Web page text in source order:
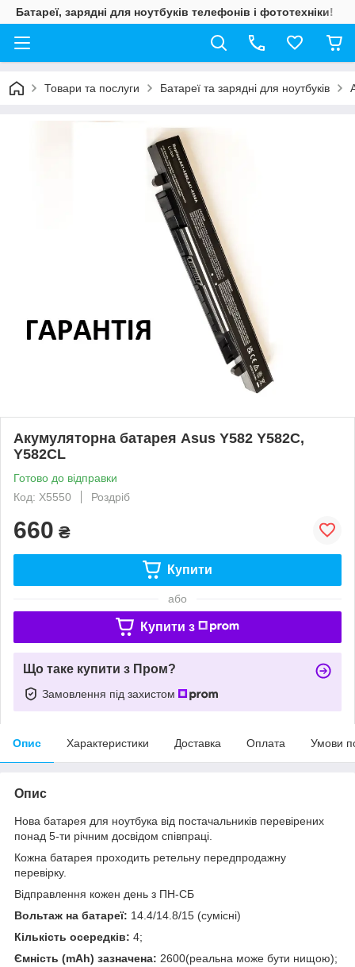
Батареї, зарядні для ноутбуків телефонів і фототехніки!
Товари та послуги Батареї та зарядні для ноутбуків
Акумуляторна батарея Asus Y582 Y582C,
Y582CL
Готово до відправки
Код: X5550
Роздріб
660 ₴
Купити
або
Купити з
Що таке купити з Пром?
Замовлення під захистом
Опис Характеристики Доставка Оплата Умови
Опис
Нова батарея для ноутбука від постачальників перевірених
понад 5-ти річним досвідом співпраці.
Кожна батарея проходить ретельну передпродажну
перевірку.
Відправлення кожен день з ПН-СБ
Вольтаж на батареї: 14.4/14.8/15 (сумісні)
Кількість осередків: 4;
Ємність (mAh) зазначена: 2600(реальна може бути нищою);